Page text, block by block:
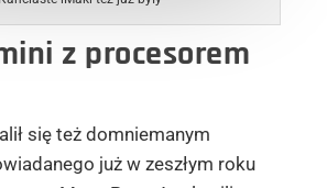
z procesorem
się też domniemanym
już w zeszłym roku